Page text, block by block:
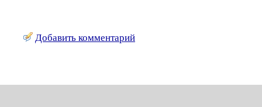
Добавить комментарий